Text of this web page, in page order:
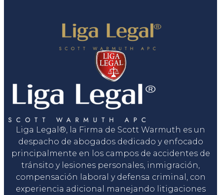
Liga Legal®, la Firma de Scott Warmuth es un
despacho de abogados dedicado y enfocado
principalmente en los campos de accidentes de
tránsito y lesiones personales, inmigración,
compensación laboral y defensa criminal, con
experiencia adicional manejando litigaciones